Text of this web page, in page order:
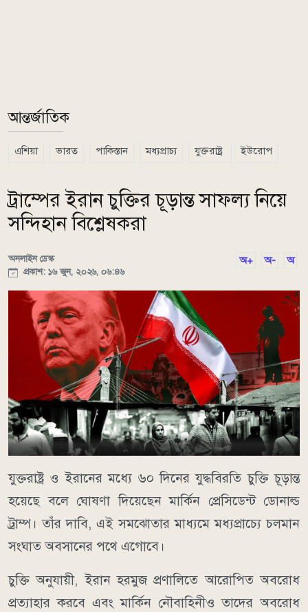
আন্তর্জাতিক
এশিয়া ভারত পাকিস্তান মধ্যপ্রাচ্য যুক্তরাষ্ট্র ইউরোপ
ট্রাম্পের ইরান চুক্তির চূড়ান্ত সাফল্য নিয়ে
সন্দিহান বিশ্লেষকরা
অনলাইন ডেস্ক
প্রকাশ: ১৬ জুন, ২০২৬, ০৬:৪৬
অ+ অ- অ
যুক্তরাষ্ট্র ও ইরানের মধ্যে ৬০ দিনের যুদ্ধবিরতি চুক্তি চূড়ান্ত
হয়েছে বলে ঘোষণা দিয়েছেন মার্কিন প্রেসিডেন্ট ডোনাল্ড
ট্রাম্প। তাঁর দাবি, এই সমঝোতার মাধ্যমে মধ্যপ্রাচ্যে চলমান
সংঘাত অবসানের পথে এগোবে।
চুক্তি অনুযায়ী, ইরান হরমুজ প্রণালিতে আরোপিত অবরোধ
প্রত্যাহার করবে এবং মার্কিন নৌবাহিনীও তাদের অবরোধ